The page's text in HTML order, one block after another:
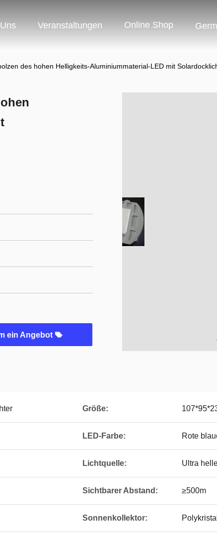
Veranstaltungen Online Shop
des hohen Helligkeits-Aluminiummaterial-LED mit
ein Angebot
Größe:
LED-Farbe: Rote
Lichtquelle: Ultra
Sichtbarer Abstand: ≥500m
Sonnenkollektor: